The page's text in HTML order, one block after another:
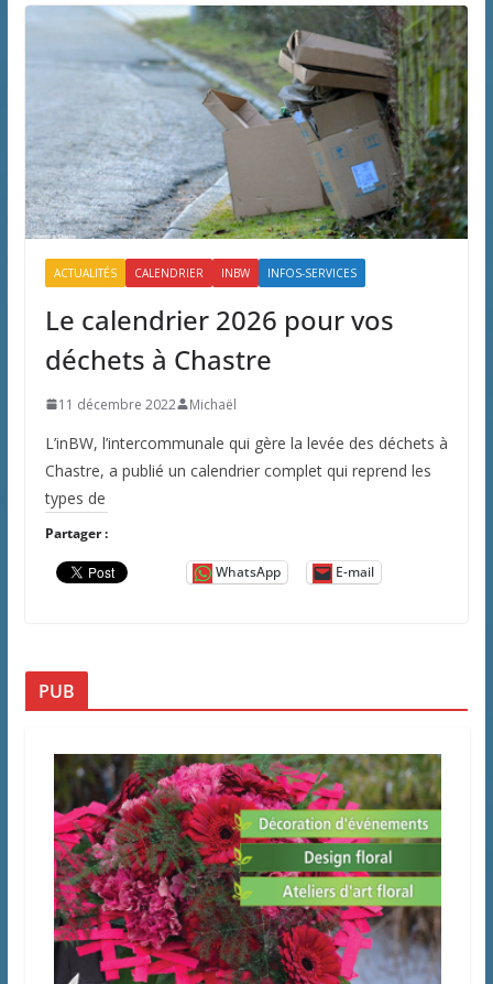
ACTUALITÉS CALENDRIER INBW INFOS-SERVICES
Le calendrier 2026 pour vos
déchets à Chastre
11 décembre 2022 Michaël
L’inBW, l’intercommunale qui gère la levée des déchets à
Chastre, a publié un calendrier complet qui reprend les
types de
Partager :
WhatsApp E-mail
PUB